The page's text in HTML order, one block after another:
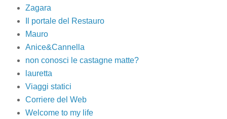
Zagara
Il portale del Restauro
Mauro
Anice&Cannella
non conosci le castagne matte?
lauretta
Viaggi statici
Corriere del Web
Welcome to my life